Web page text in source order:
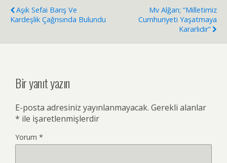
Aşık Sefai Barış Ve
Kardeşlik Çağrısında Bulundu
Mv Alğan; “Milletimiz
Cumhuriyeti Yaşatmaya
Kararlıdır”
Bir yanıt yazın
E-posta adresiniz yayınlanmayacak. Gerekli alanlar
* ile işaretlenmişlerdir
Yorum *